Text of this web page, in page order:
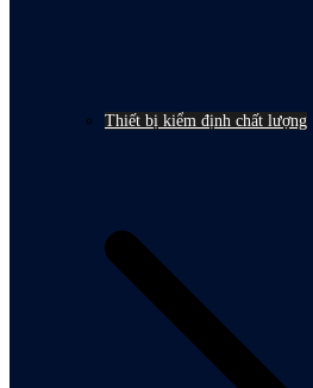
Thiết bị kiểm định chất lượng